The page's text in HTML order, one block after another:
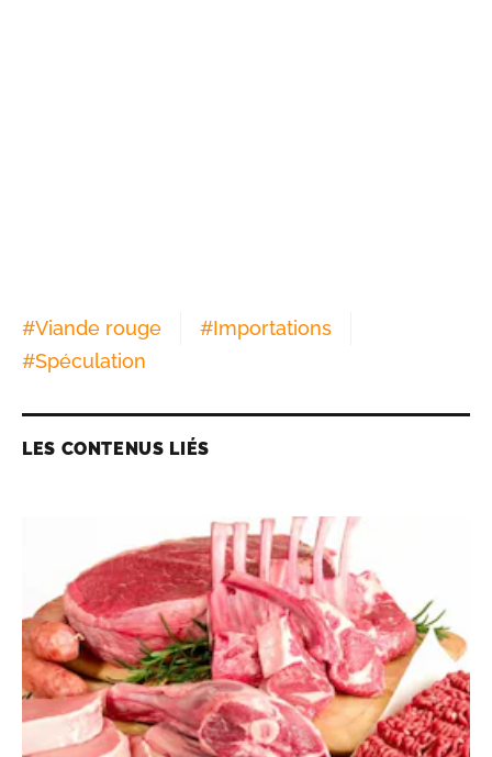
#Viande rouge #Importations
#Spéculation
LES CONTENUS LIÉS